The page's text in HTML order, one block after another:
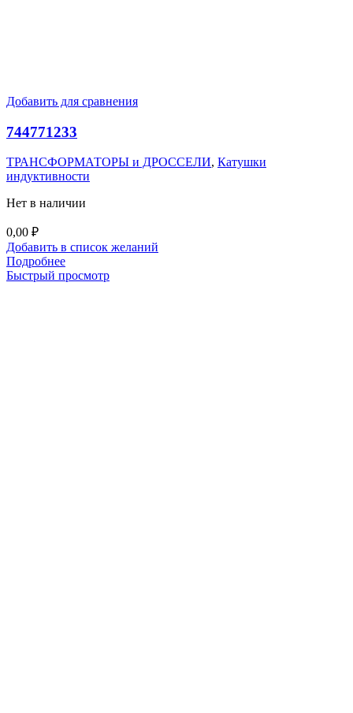
Добавить для сравнения
744771233
ТРАНСФОРМАТОРЫ и ДРОССЕЛИ, Катушки
индуктивности
Нет в наличии
0,00 ₽
Добавить в список желаний
Подробнее
Быстрый просмотр